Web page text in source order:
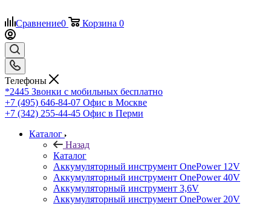
Сравнение0 Корзина 0
Телефоны
*2445 Звонки с мобильных бесплатно
+7 (495) 646-84-07 Офис в Москве
+7 (342) 255-44-45 Офис в Перми
Каталог
Назад
Каталог
Аккумуляторный инструмент OnePower 12V
Аккумуляторный инструмент OnePower 40V
Аккумуляторный инструмент 3,6V
Аккумуляторный инструмент OnePower 20V